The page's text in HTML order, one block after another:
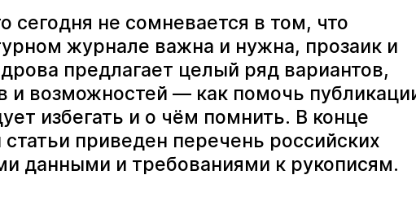
сегодня не сомневается в том, что
журнале важна и нужна, прозаик и
предлагает целый ряд вариантов,
и возможностей — как помочь
избегать и о чём помнить. В конце
приведен перечень российских
данными и требованиями к рукописям.